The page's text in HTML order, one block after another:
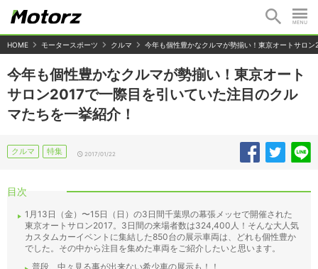
HOME モータースポーツ クルマ 今年も個性豊かなクルマが勢揃い！東京オートサロ
今年も個性豊かなクルマが勢揃い！東京オート
サロン2017で一際目を引いていた注目のクル
マたちを一挙紹介！
クルマ 特集 2017/01/22
目次
1月13日（金）〜15日（日）の3日間千葉県の幕張メッセで開催された
東京オートサロン2017。3日間の来場者数は324,400人！そんな大人気
カスタムカーイベントに集結した850台の展示車両は、どれも個性豊か
でした。その中から注目を集めた車両をご紹介したいと思います。
普段、中々見る事が出来ない希少車の展示も！！